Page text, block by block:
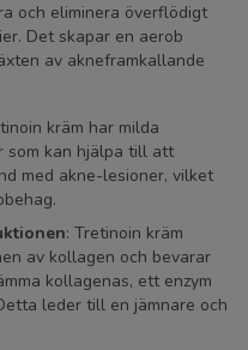
och eliminera överflödigt
Det skapar en aerob
av akneframkallande
kräm har milda
som kan hjälpa till att
med akne-lesioner, vilket
: Tretinoin kräm
av kollagen och bevarar
kollagenas, ett enzym
leder till en jämnare och